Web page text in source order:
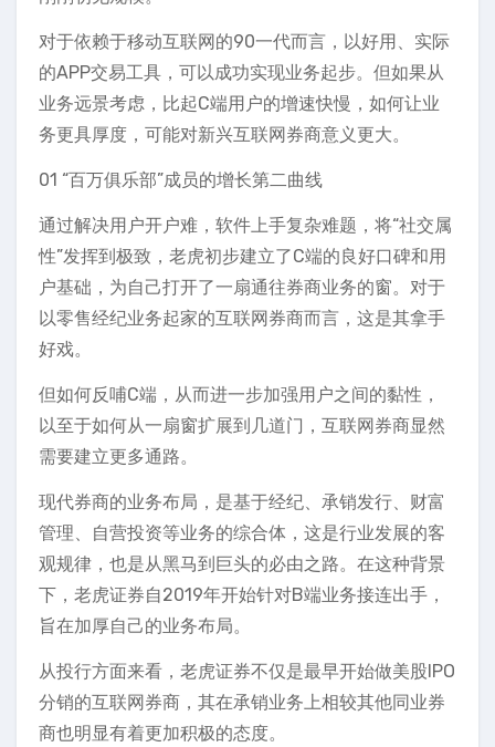
对于依赖于移动互联网的90一代而言，以好用、实际
的APP交易工具，可以成功实现业务起步。但如果从
业务远景考虑，比起C端用户的增速快慢，如何让业
务更具厚度，可能对新兴互联网券商意义更大。
01 “百万俱乐部”成员的增长第二曲线
通过解决用户开户难，软件上手复杂难题，将“社交属
性”发挥到极致，老虎初步建立了C端的良好口碑和用
户基础，为自己打开了一扇通往券商业务的窗。对于
以零售经纪业务起家的互联网券商而言，这是其拿手
好戏。
但如何反哺C端，从而进一步加强用户之间的黏性，
以至于如何从一扇窗扩展到几道门，互联网券商显然
需要建立更多通路。
现代券商的业务布局，是基于经纪、承销发行、财富
管理、自营投资等业务的综合体，这是行业发展的客
观规律，也是从黑马到巨头的必由之路。在这种背景
下，老虎证券自2019年开始针对B端业务接连出手，
旨在加厚自己的业务布局。
从投行方面来看，老虎证券不仅是最早开始做美股IPO
分销的互联网券商，其在承销业务上相较其他同业券
商也明显有着更加积极的态度。